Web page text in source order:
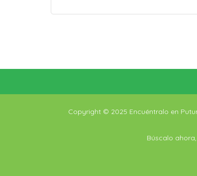
Copyright © 2025 Encuéntralo en
Búscalo